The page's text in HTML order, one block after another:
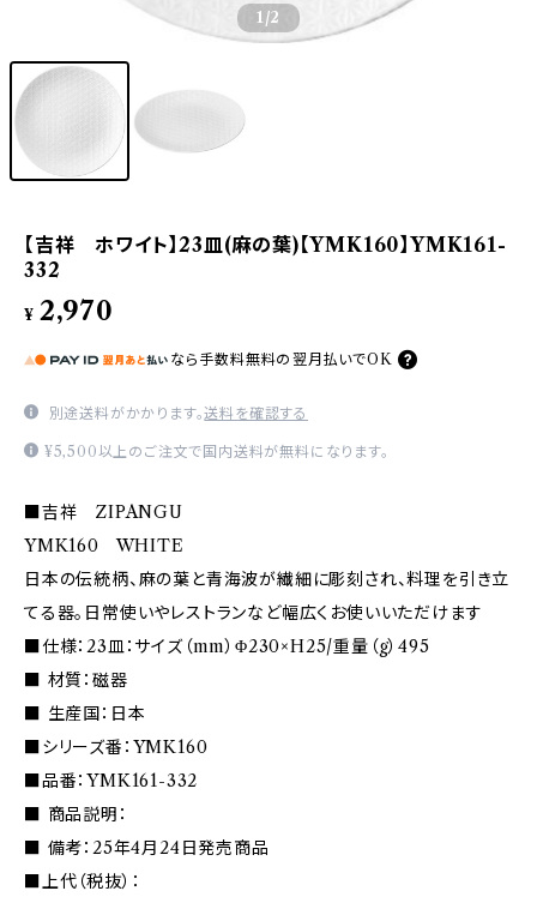
1 /2
【吉祥 ホワイト】23皿(麻の葉)【YMK160】YMK161-
332
¥ 2,970
なら 手数料無料の 翌月払いでOK
別途送料がかかります。送料を確認する
¥5,500以上のご注文で国内送料が無料になります。
■吉祥 ZIPANGU
YMK160 WHITE
日本の伝統柄、麻の葉と青海波が繊細に彫刻され、料理を引き立
てる器。日常使いやレストランなど幅広くお使いいただけます
■仕様：23皿：サイズ（mm）Φ230×H25/重量（g）495
■ 材質：磁器
■ 生産国：日本
■シリーズ番：YMK160
■品番：YMK161-332
■ 商品説明：
■ 備考：25年4月24日発売商品
■上代（税抜）：